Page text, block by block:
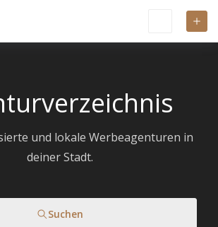
und lokale Werbeagenturen in
deiner Stadt.
Suchen